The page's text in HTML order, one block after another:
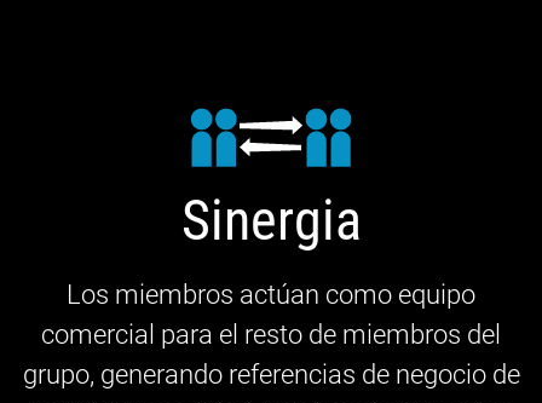
Sinergia
Los miembros actúan como equipo
comercial para el resto de miembros del
grupo, generando referencias de negocio de